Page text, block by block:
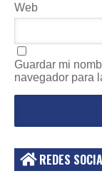
Web
Guardar mi
navegador para
REDES